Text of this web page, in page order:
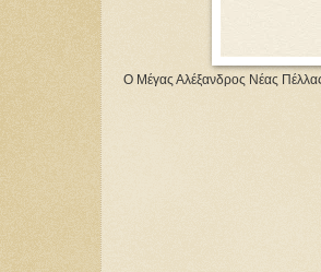
Ο Μέγας Αλέξανδρος Νέας